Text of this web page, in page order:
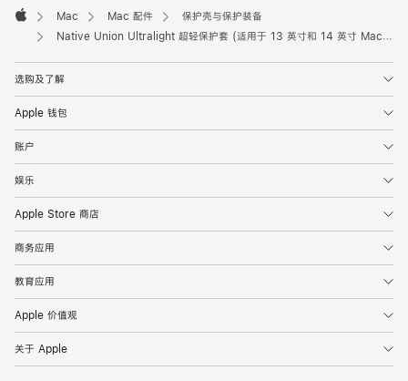
脚
Apple
Mac Mac 配件
保护壳与保护装备
Native Union Ultralight 超轻保护套 (适用于 13 英寸和 14 英寸 MacBook)
选购及了解
Apple 钱包
账户
娱乐
Apple Store 商店
商务应用
教育应用
Apple 价值观
关于 Apple